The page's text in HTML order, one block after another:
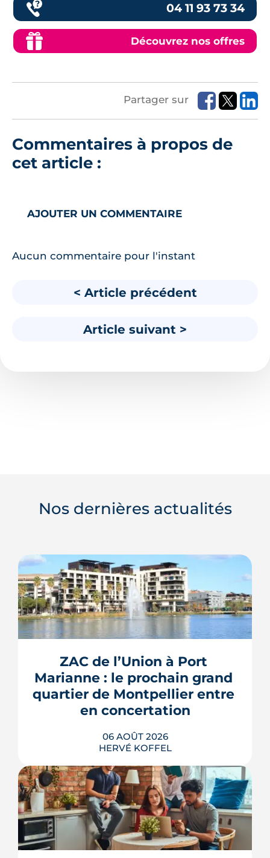
04 11 93 73 34
Découvrez nos offres
Partager sur
Commentaires à propos de
cet article :
AJOUTER UN COMMENTAIRE
Aucun commentaire pour l'instant
< Article précédent
Article suivant >
Nos dernières actualités
ZAC de l’Union à Port
Marianne : le prochain grand
quartier de Montpellier entre
en concertation
06 AOÛT 2026
HERVÉ KOFFEL
Montpellier prépare la dernière grande
pièce de Port Marianne. La ZAC de
l'Union, entrée dans une nouvelle